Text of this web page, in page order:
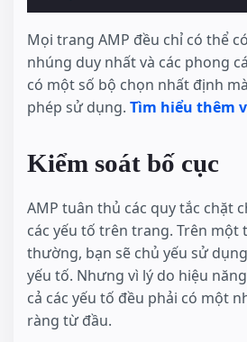
Mọi trang AMP đều chỉ có thể
nhúng duy nhất và các phong
có một số bộ chọn nhất định
phép sử dụng. Tìm hiểu thêm
Kiểm soát bố cục
AMP tuân thủ các quy tắc chặt
các yếu tố trên trang. Trên một
thường, bạn sẽ chủ yếu sử
yếu tố. Nhưng vì lý do hiệu
cả các yếu tố đều phải có một
ràng từ đầu.